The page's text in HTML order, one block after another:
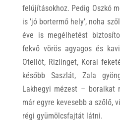
felújításokhoz. Pedig Oszkó
is ’jó bortermő hely’, noha
éve is megélhetést
fekvő vörös agyagos és
Otellót, Rizlinget, Korai
később Saszlát, Zala
Lakhegyi mézest – boraikat
már egyre kevesebb a szőlő,
régi gyümölcsfajtát látni.